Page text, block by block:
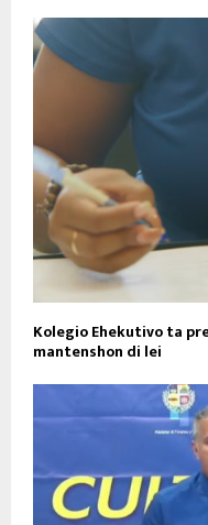
Kolegio Ehekutivo ta
mantenshon di lei